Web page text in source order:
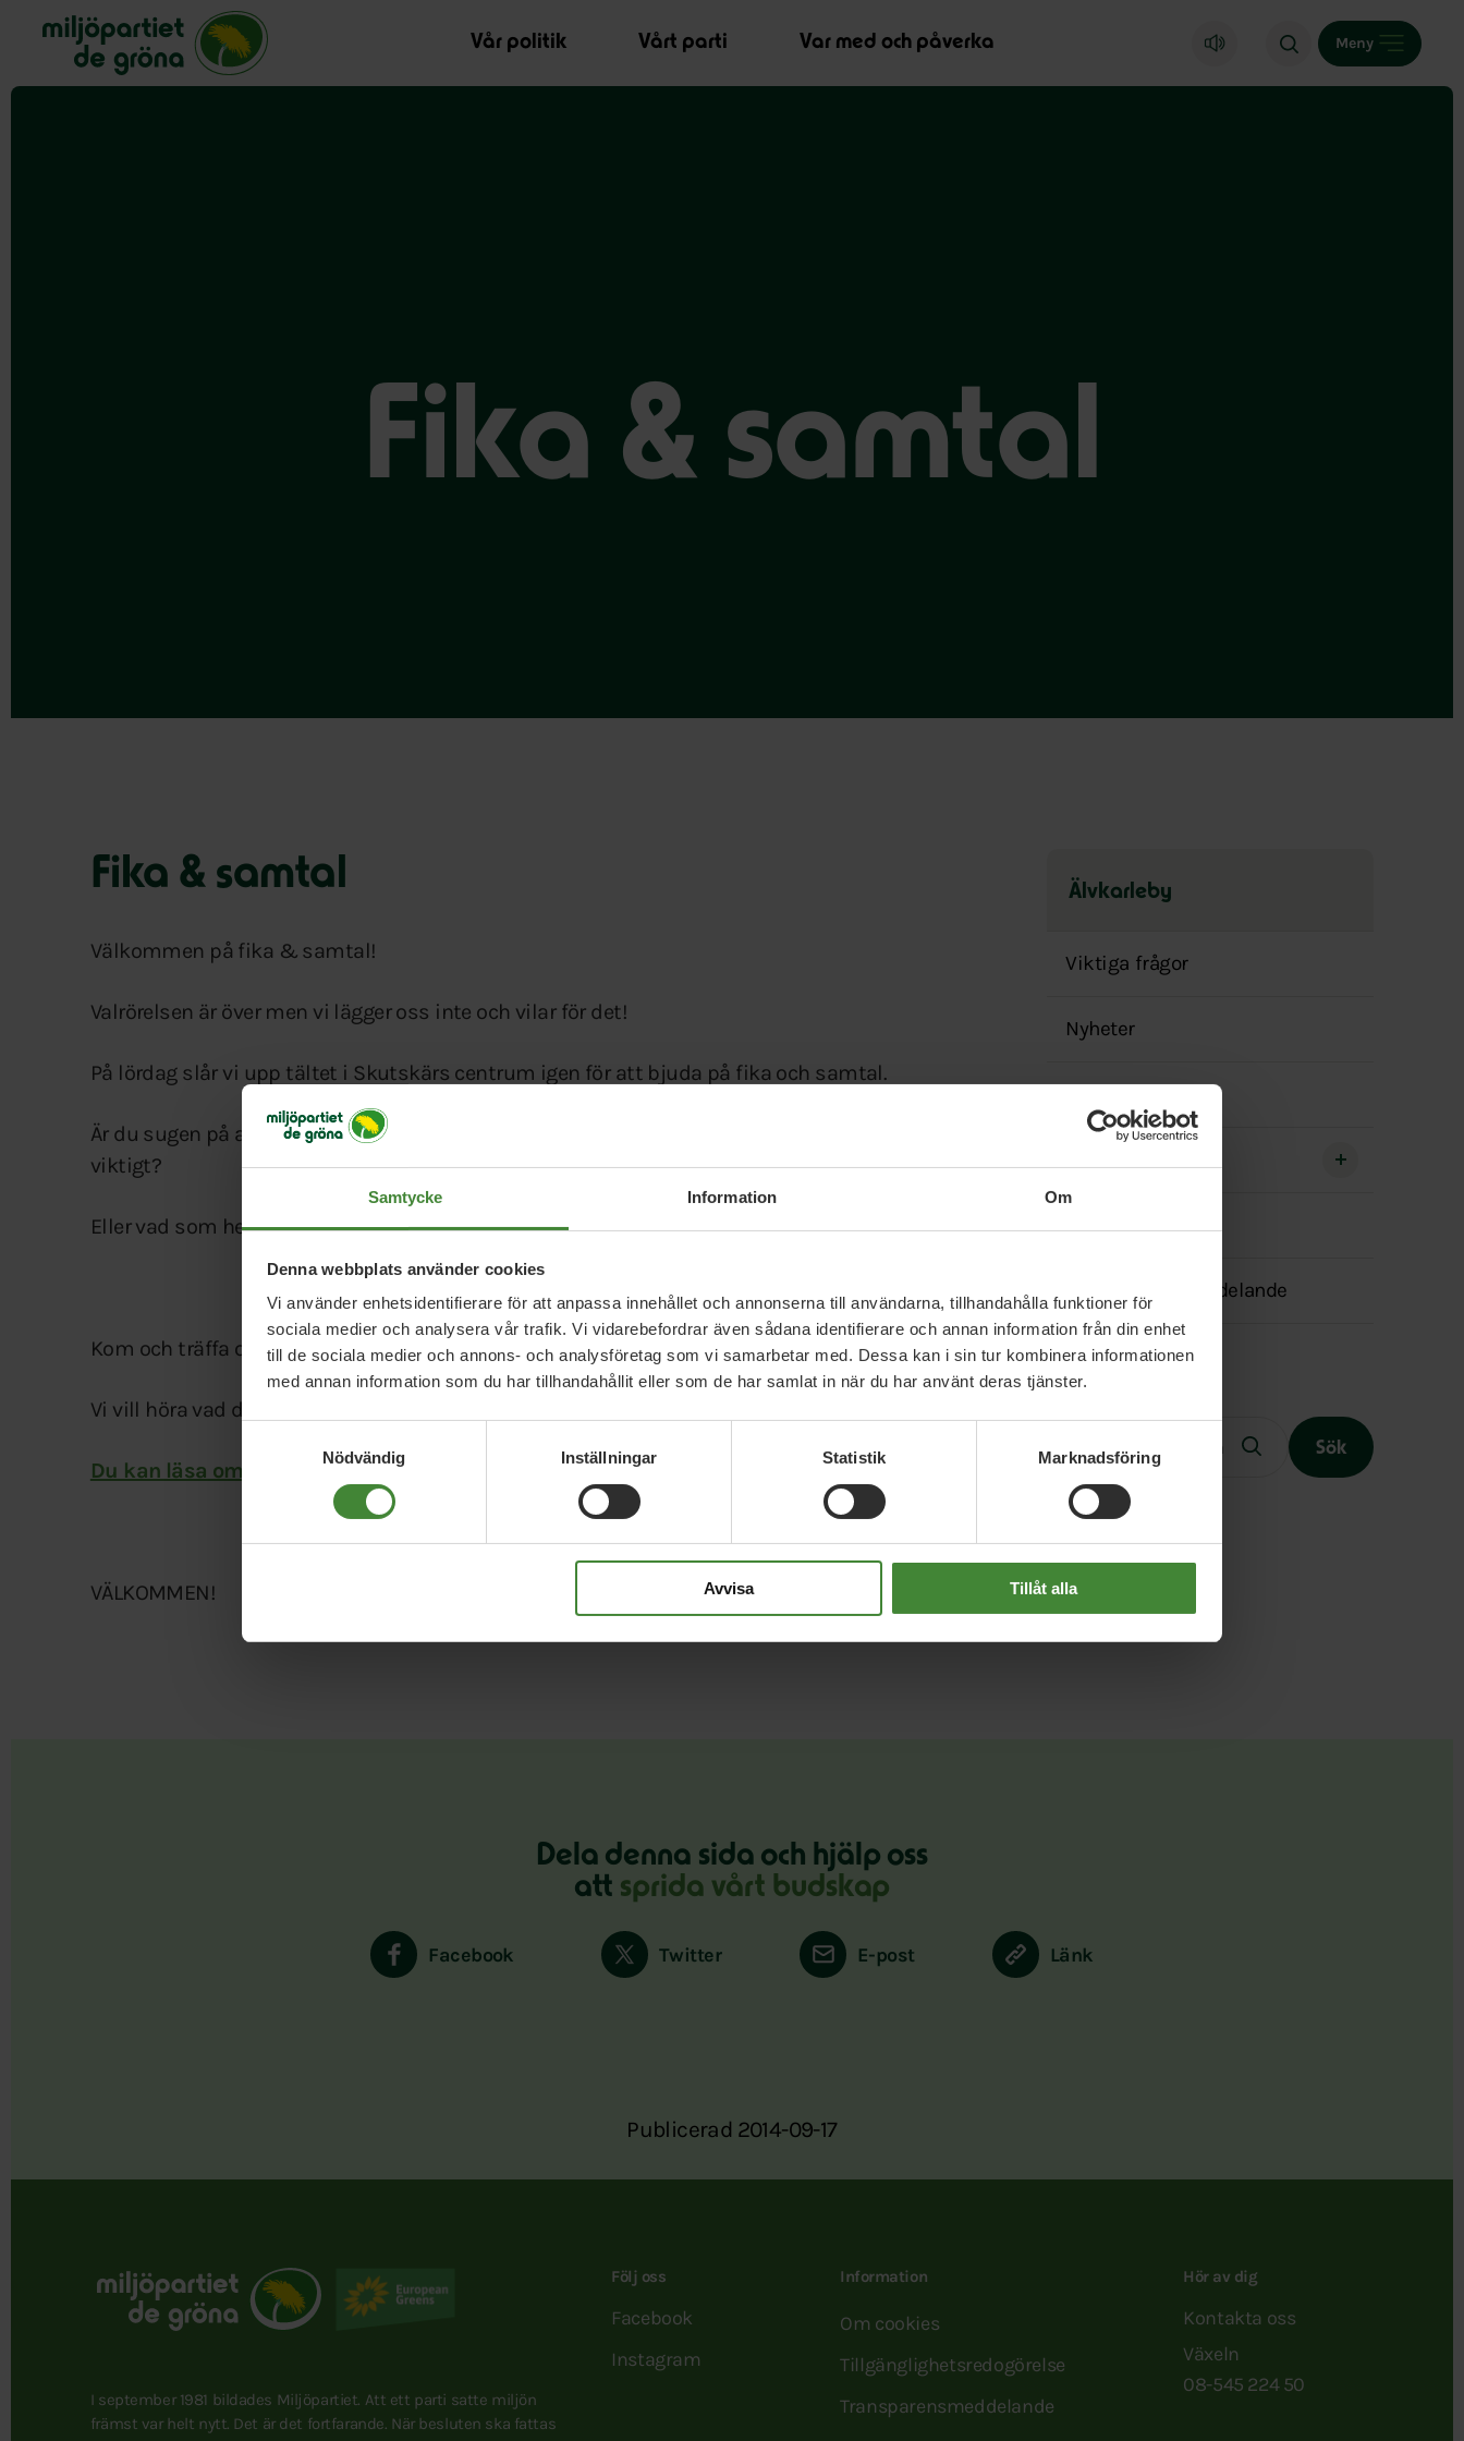
Samtycke Information Om
Denna webbplats använder cookies
Vi använder enhetsidentifierare för att anpassa innehållet och annonserna till användarna, tillhandahålla funktioner för
sociala medier och analysera vår trafik. Vi vidarebefordrar även sådana identifierare och annan information från din enhet
till de sociala medier och annons- och analysföretag som vi samarbetar med. Dessa kan i sin tur kombinera informationen
med annan information som du har tillhandahållit eller som de har samlat in när du har använt deras tjänster.
Nödvändig
Inställningar Statistik Marknadsföring
Avvisa Tillåt alla
Miljöpartiet de gröna, startsida
Vår politik
Vårt parti Var med och påverka Meny
Fika & samtal
Fika & samtal
Välkommen på fika & samtal!
Valrörelsen är över men vi lägger oss inte och vilar för det!
På lördag slår vi upp tältet i Skutskärs centrum igen för att bjuda på fika och samtal.
Är du sugen på att fika lite och prata om valresultatet? Eller om något annat du tycker är
viktigt?
Eller vad som helst!
Kom och träffa oss!
Vi vill höra vad du tycker!
Du kan läsa om det här också.
VÄLKOMMEN!
Älvkarleby
över
menyn
Viktiga frågor
Nyheter
Event
Transparensmeddelande
Sök
Slutet på menyn
Dela denna sida och hjälp oss
att sprida vårt budskap
Facebook Twitter E-post Länk
Publicerad 2014-09-17
I september 1981 bildades Miljöpartiet. Att ett parti satte miljön
främst var helt nytt. Det är det fortfarande. När besluten ska fattas
Följ oss
Facebook
Instagram
Information
Om cookies
Tillgänglighetsredogörelse
Transparensmeddelande
Hör av dig
Kontakta oss
Växeln
08-545 224 50